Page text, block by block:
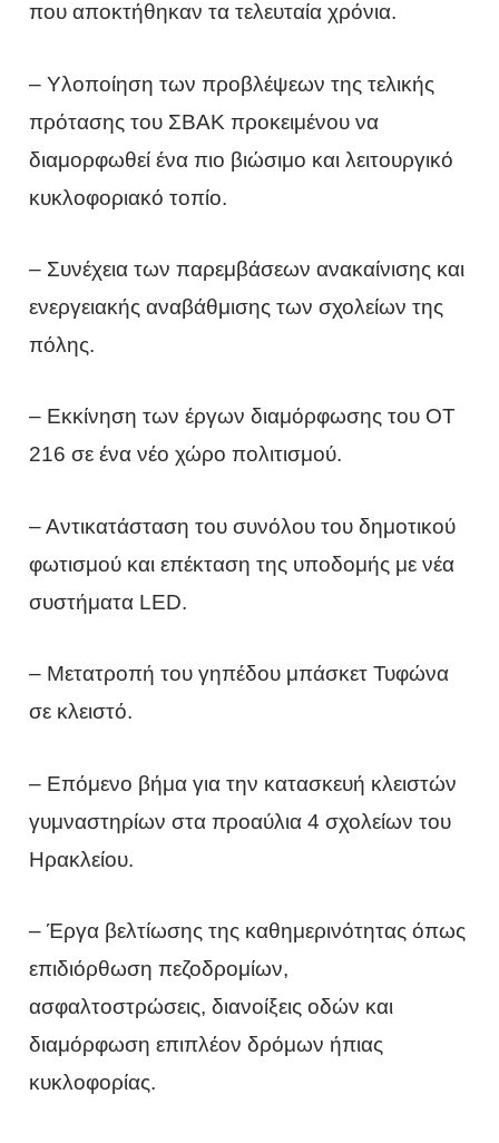
που αποκτήθηκαν τα τελευταία χρόνια.
– Υλοποίηση των προβλέψεων της τελικής
πρότασης του ΣΒΑΚ προκειμένου να
διαμορφωθεί ένα πιο βιώσιμο και λειτουργικό
κυκλοφοριακό τοπίο.
– Συνέχεια των παρεμβάσεων ανακαίνισης και
ενεργειακής αναβάθμισης των σχολείων της
πόλης.
– Εκκίνηση των έργων διαμόρφωσης του ΟΤ
216 σε ένα νέο χώρο πολιτισμού.
– Αντικατάσταση του συνόλου του δημοτικού
φωτισμού και επέκταση της υποδομής με νέα
συστήματα LED.
– Μετατροπή του γηπέδου μπάσκετ Τυφώνα
σε κλειστό.
– Επόμενο βήμα για την κατασκευή κλειστών
γυμναστηρίων στα προαύλια 4 σχολείων του
Ηρακλείου.
– Έργα βελτίωσης της καθημερινότητας όπως
επιδιόρθωση πεζοδρομίων,
ασφαλτοστρώσεις, διανοίξεις οδών και
διαμόρφωση επιπλέον δρόμων ήπιας
κυκλοφορίας.